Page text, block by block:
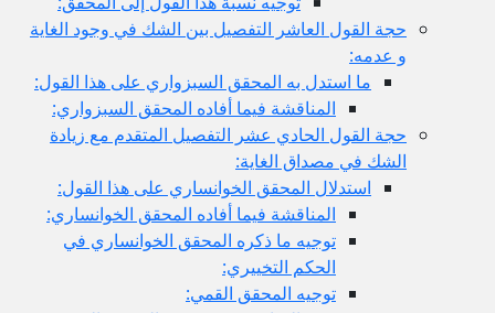
حجة القول العاشر التفصيل بين الشك في وجود الغاية
و عدمه:
ما استدل به المحقق السبزواري على هذا القول:
المناقشة فيما أفاده المحقق السبزواري:
حجة القول الحادي عشر التفصيل المتقدم مع زيادة
الشك في مصداق الغاية:
استدلال المحقق الخوانساري على هذا القول:
المناقشة فيما أفاده المحقق الخوانساري:
توجيه ما ذكره المحقق الخوانساري في
الحكم التخييري:
توجيه المحقق القمي: